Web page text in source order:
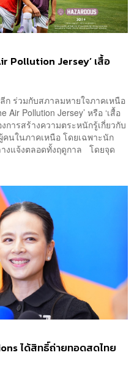
Pollution Jersey’ เสื้อ
ก ร่วมกับสภาลมหายใจภาคเหนือ
Air Pollution Jersey’ หรือ ‘เสื้อ
การสร้างความตระหนักรู้เกี่ยวกับ
นในภาคเหนือ โดยเฉพาะนัก
งแจ้งตลอดทั้งฤดูกาล โดยจุด
ได้สิทธิ์ถ่ายทอดสดไทย